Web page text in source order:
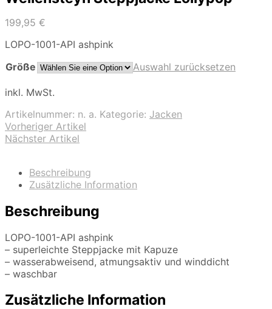
199,95 €
LOPO-1001-API ashpink
Größe
Auswahl zurücksetzen
inkl. MwSt.
Artikelnummer: n. a. Kategorie: Jacken
Vorheriger Artikel
Nächster Artikel
Beschreibung
Zusätzliche Information
Beschreibung
LOPO-1001-API ashpink
– superleichte Steppjacke mit Kapuze
– wasserabweisend, atmungsaktiv und winddicht
– waschbar
Zusätzliche Information